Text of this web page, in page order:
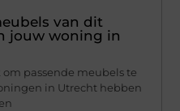
van dit
jouw woning in
passende meubels te
in Utrecht hebben